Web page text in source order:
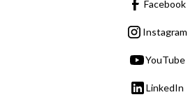
Facebook
Instagram
YouTube
LinkedIn